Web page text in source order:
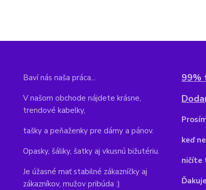
Baví nás naša práca...
V našom obchode nájdete krásne,
trendové kabelky,
tašky a peňaženky pre dámy a pánov.
Opasky, šáliky, šatky aj vkusnú bižutériu.
Je úžasné mať stabilné zákazníčky aj
zákazníkov, mužov pribúda :)
99%
Pr
keď
ničíte